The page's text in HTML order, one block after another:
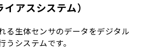
イアスシステム）
る生体センサのデータをデジタル
うシステムです。